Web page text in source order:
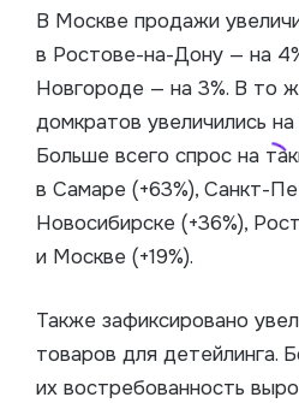
В Москве продажи
в Ростове-на-Дону — на
Новгороде — на 3%. В то
домкратов увеличились
Больше всего спрос на
в Самаре (+63%), Санкт-
Новосибирске (+36%),
и Москве (+19%).
Также зафиксировано
товаров для детейлинга.
их востребованность